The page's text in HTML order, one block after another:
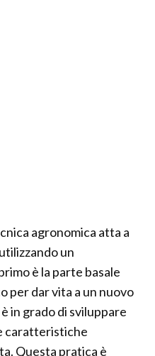
agronomica atta a
un
è la parte basale
per dar vita a un nuovo
in grado di sviluppare
caratteristiche
Questa pratica è